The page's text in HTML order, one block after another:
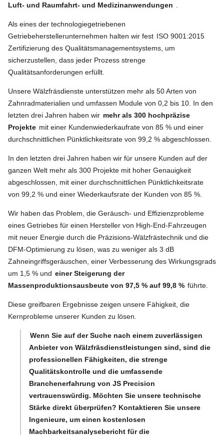
Luft- und Raumfahrt- und Medizinanwendungen
Als eines der technologiegetriebenen
Getriebeherstellerunternehmen halten wir fest ISO 9001:2015
Zertifizierung des Qualitätsmanagementsystems, um
sicherzustellen, dass jeder Prozess strenge
Qualitätsanforderungen erfüllt.
Unsere Wälzfräsdienste unterstützen mehr als 50 Arten von
Zahnradmaterialien und umfassen Module von 0,2 bis 10. In den
letzten drei Jahren haben wir mehr als 300 hochpräzise
Projekte mit einer Kundenwiederkaufrate von 85 % und einer
durchschnittlichen Pünktlichkeitsrate von 99,2 % abgeschlossen.
In den letzten drei Jahren haben wir für unsere Kunden auf der
ganzen Welt mehr als 300 Projekte mit hoher Genauigkeit
abgeschlossen, mit einer durchschnittlichen Pünktlichkeitsrate
von 99,2 % und einer Wiederkaufsrate der Kunden von 85 %.
Wir haben das Problem, die Geräusch- und Effizienzprobleme
eines Getriebes für einen Hersteller von High-End-Fahrzeugen
mit neuer Energie durch die Präzisions-Wälzfrästechnik und die
DFM-Optimierung zu lösen, was zu weniger als 3 dB
Zahneingriffsgeräuschen, einer Verbesserung des Wirkungsgrads
um 1,5 % und einer Steigerung der
Massenproduktionsausbeute von 97,5 % auf 99,8 % führte.
Diese greifbaren Ergebnisse zeigen unsere Fähigkeit, die
Kernprobleme unserer Kunden zu lösen.
Wenn Sie auf der Suche nach einem zuverlässigen
Anbieter von Wälzfräsdienstleistungen sind, sind die
professionellen Fähigkeiten, die strenge
Qualitätskontrolle und die umfassende
Branchenerfahrung von JS Precision
vertrauenswürdig. Möchten Sie unsere technische
Stärke direkt überprüfen? Kontaktieren Sie unsere
Ingenieure, um einen kostenlosen
Machbarkeitsanalysebericht für die